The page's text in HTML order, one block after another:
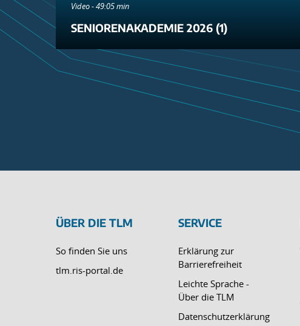
Video - 49:05 min
SENIORENAKADEMIE 2026 (1)
ÜBER DIE TLM
So finden Sie uns
tlm.ris-portal.de
SERVICE
Erklärung zur
Barrierefreiheit
Leichte Sprache -
Über die TLM
Datenschutzerklärung